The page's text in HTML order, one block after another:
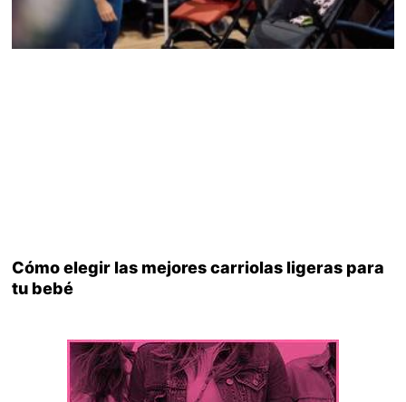
Cómo elegir las mejores carriolas ligeras para
tu bebé